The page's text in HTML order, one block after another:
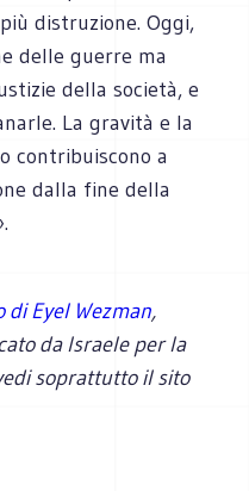
distruzione. Oggi,
delle guerre ma
della società, e
La gravità e la
contribuiscono a
dalla fine della
di Eyel Wezman,
da Israele per la
soprattutto il sito